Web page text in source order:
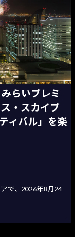
らいプレミ
・スカイプ
ィバル」を楽
で、2026年8月24